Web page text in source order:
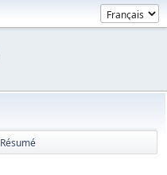
Résumé